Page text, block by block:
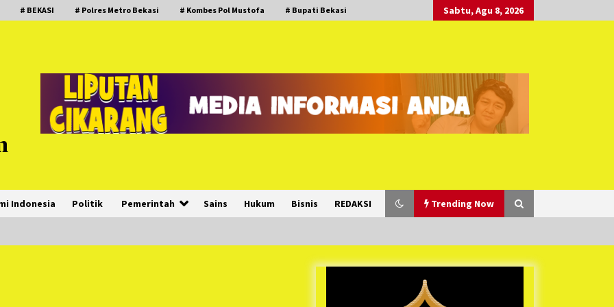
# BEKASI # Polres Metro Bekasi # Kombes Pol Mustofa # Bupati Bekasi Sabtu, Agu 8, 2026
Indonesia Politik Pemerintah Sains Hukum Bisnis REDAKSI Trending Now
Duh Kacau Banget, Karena Kecewa
Tak Dapat Fasilitas yang Sesuai,
Para Peserta Retret Aparatur Desa